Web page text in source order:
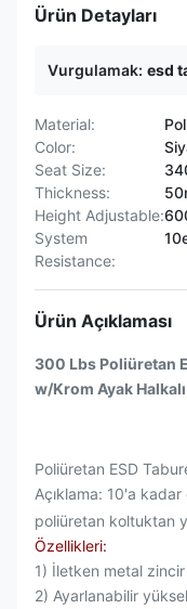
Ürün Detayları
Vurgulamak: esd
Material:
Color:
Seat Size:
Thickness:
Height Adjustable:
System
Resistance:
Ürün Açıklaması
300 Lbs Poliüretan
w/Krom Ayak
Poliüretan ESD
Açıklama: 10'a
poliüretan koltuktan
Özellikleri:
1) İletken metal
2) Ayarlanabilir